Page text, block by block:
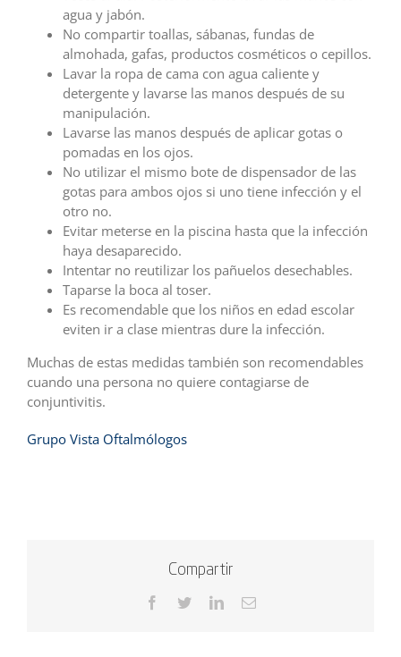
agua y jabón.
No compartir toallas, sábanas, fundas de
almohada, gafas, productos cosméticos o cepillos.
Lavar la ropa de cama con agua caliente y
detergente y lavarse las manos después de su
manipulación.
Lavarse las manos después de aplicar gotas o
pomadas en los ojos.
No utilizar el mismo bote de dispensador de las
gotas para ambos ojos si uno tiene infección y el
otro no.
Evitar meterse en la piscina hasta que la infección
haya desaparecido.
Intentar no reutilizar los pañuelos desechables.
Taparse la boca al toser.
Es recomendable que los niños en edad escolar
eviten ir a clase mientras dure la infección.
Muchas de estas medidas también son recomendables
cuando una persona no quiere contagiarse de
conjuntivitis.
Grupo Vista Oftalmólogos
Compartir
Facebook
TwitterLinkedInCorreo